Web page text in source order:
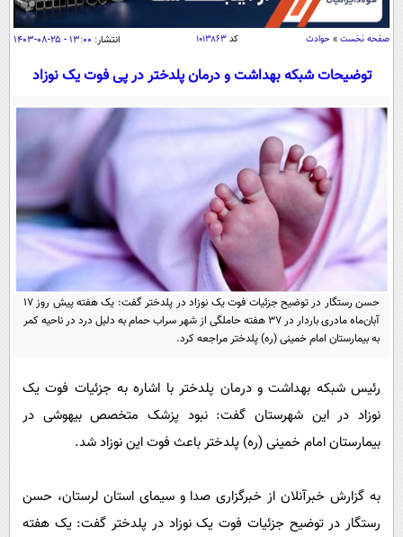
سیاسی
اقتصاد
اقتصادی
جامعه
حوادث
یک برش دانایی
محیط زیست
سفر و تفریح
بین الملل
فرهنگ و هنر
علم و دانش
فناوری و It
علمی
اخبار کریپتو
قرآن
گوناگون
سرگرمی
باشگاه مغز
مجله تصویری سلاح
فیلم
اقتصاد
ورزش
سرگرمی
فناوری
عصر ایران 2
خواندنی ها و دیدنی ها
پیامک
روانشناسی
آموزش زبان
صفحه نخست » حوادث کد ۱۰۱۳۸۶۳ انتشار: ۱۳:۰۰ - ۲۵-۰۸-۱۴۰۳
توضیحات شبکه بهداشت و درمان پلدختر در پی فوت یک نوزاد
حسن رستگار در توضیح جزئیات فوت یک نوزاد در پلدختر گفت: یک هفته پیش روز ۱۷
آبان‌ماه مادری باردار در ۳۷ هفته حاملگی از شهر سراب حمام به دلیل درد در ناحیه کمر
به بیمارستان امام خمینی (ره) پلدختر مراجعه کرد.
رئیس شبکه بهداشت و درمان پلدختر با اشاره به جزئیات فوت یک
نوزاد در این شهرستان گفت: نبود پزشک متخصص بیهوشی در
بیمارستان امام خمینی (ره) پلدختر باعث فوت این نوزاد شد.
به گزارش خبرآنلان از خبرگزاری صدا و سیمای استان لرستان، حسن
رستگار در توضیح جزئیات فوت یک نوزاد در پلدختر گفت: یک هفته